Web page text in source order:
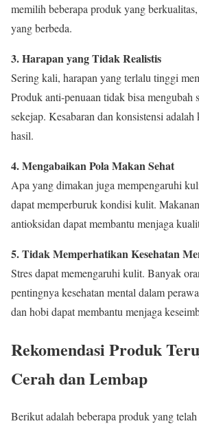
memilih beberapa produk yang
yang berbeda.
3. Harapan yang Tidak Realistis
Sering kali, harapan yang terlalu tinggi
Produk anti-penuaan tidak bisa mengubah
sekejap. Kesabaran dan konsistensi
hasil.
4. Mengabaikan Pola Makan Sehat
Apa yang dimakan juga mempengaruhi
dapat memperburuk kondisi kulit.
antioksidan dapat membantu menjaga
5. Tidak Memperhatikan Kesehatan
Stres dapat memengaruhi kulit. Banyak
pentingnya kesehatan mental dalam
dan hobi dapat membantu menjaga
Rekomendasi Produk
Cerah dan Lembap
Berikut adalah beberapa produk yang